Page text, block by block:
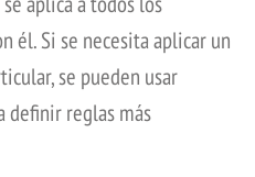
él. Si se necesita aplicar un
se pueden usar
definir reglas más